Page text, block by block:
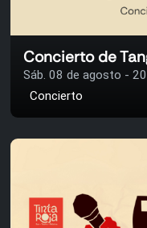
Sáb. 08 de agosto -
Concierto